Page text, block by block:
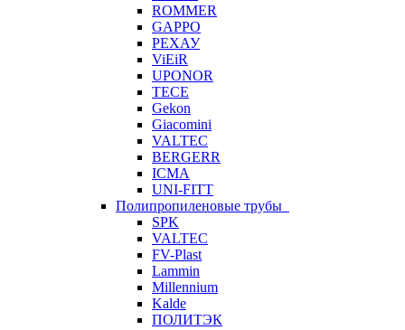
ROMMER
GAPPO
РЕХАУ
ViEiR
UPONOR
TECE
Gekon
Giacomini
VALTEC
BERGERR
ICMA
UNI-FITT
Полипропиленовые трубы
SPK
VALTEC
FV-Plast
Lammin
Millennium
Kalde
ПОЛИТЭК